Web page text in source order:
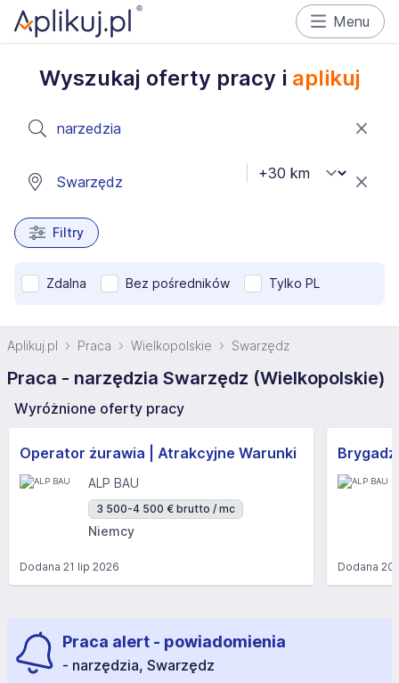
Menu
Wyszukaj oferty pracy i aplikuj
Filtry
Zdalna Bez pośredników Tylko PL
Aplikuj.pl Praca Wielkopolskie Swarzędz
Praca - narzędzia Swarzędz (Wielkopolskie)
Wyróżnione oferty pracy
Operator żurawia | Atrakcyjne Warunki
ALP BAU
3 500-4 500 € brutto / mc
Niemcy
Dodana 21 lip 2026 Dodana20
Praca alert - powiadomienia
- narzędzia, Swarzędz